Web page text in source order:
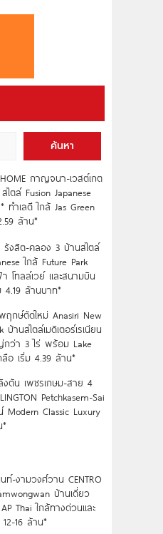
ค้นหา
กาญจนา-เวสต์เกต
ไตล์ Fusion Japanese
ำเลดี ใกล้ Jas Green
ล้าน*
งสิต-คลอง 3 บ้านสไตล์
ใกล้ Future Park
โทลล์เวย์ และสนามบิน
4.19 ล้านบาท*
กษ์ตัดใหม่ Anasiri New
บ้านสไตล์เมดิเตอร์เรเนียน
กว่า 3 ไร่ พร้อม Lake
ลือ เริ่ม 4.39 ล้าน*
งตัน เพชรเกษม-สาย 4
Petchkasem-Sai
Modern Classic Luxury
ท์-งามวงศ์วาน CENTRO
บ้านเดี่ยว
Thai ใกล้ทางด่วนและ
16 ล้าน*